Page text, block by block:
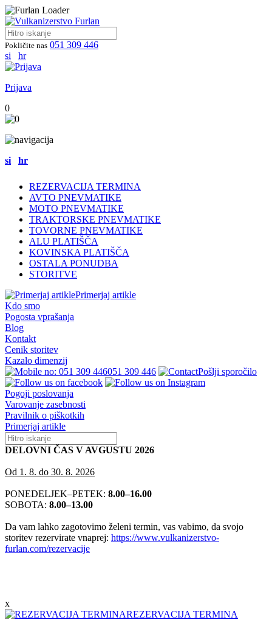
Pokličite nas 051 309 446
si
hr
Prijava
0
si hr
REZERVACIJA TERMINA
AVTO PNEVMATIKE
MOTO PNEVMATIKE
TRAKTORSKE PNEVMATIKE
TOVORNE PNEVMATIKE
ALU PLATIŠČA
KOVINSKA PLATIŠČA
OSTALA PONUDBA
STORITVE
Primerjaj artikle
Kdo smo
Pogosta vprašanja
Blog
Kontakt
Cenik storitev
Kazalo dimenzij
051 309 446
Pošlji sporočilo
Pogoji poslovanja
Varovanje zasebnosti
Pravilnik o piškotkih
Primerjaj artikle
DELOVNI ČAS V AVGUSTU 2026
Od 1. 8. do 30. 8. 2026
PONEDELJEK–PETEK: 8.00–16.00
SOBOTA: 8.00–13.00
Da vam lahko zagotovimo želeni termin, vas vabimo, da svojo
storitev rezervirate vnaprej: https://www.vulkanizerstvo-
furlan.com/rezervacije
x
REZERVACIJA TERMINA